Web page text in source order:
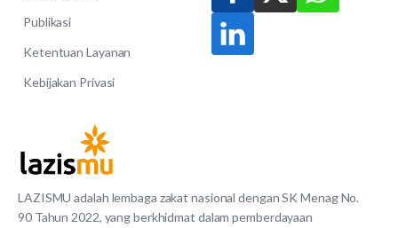
LAZISMU adalah lembaga zakat nasional dengan SK Menag No.
90 Tahun 2022, yang berkhidmat dalam pemberdayaan
Publikasi
Ketentuan Layanan
Kebijakan Privasi